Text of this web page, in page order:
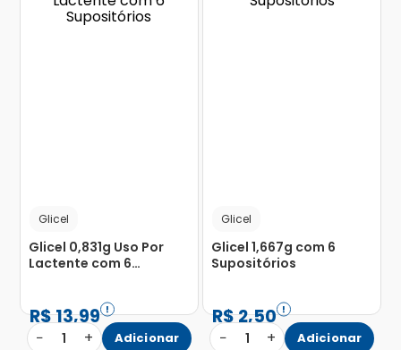
Glicel
Glicel 0,831g Uso Por
Lactente com 6
R$13,99
− 1 + Adicionar
Glicel
Glicel 1,667g com 6
Supositórios
R$2,50
− 1 + Adicionar